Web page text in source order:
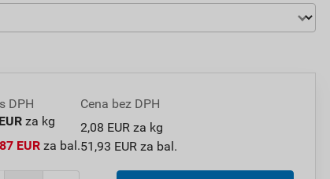
DPH
za kg
EUR za bal.
Cena bez DPH
2,08 EUR za kg
51,93 EUR za bal.